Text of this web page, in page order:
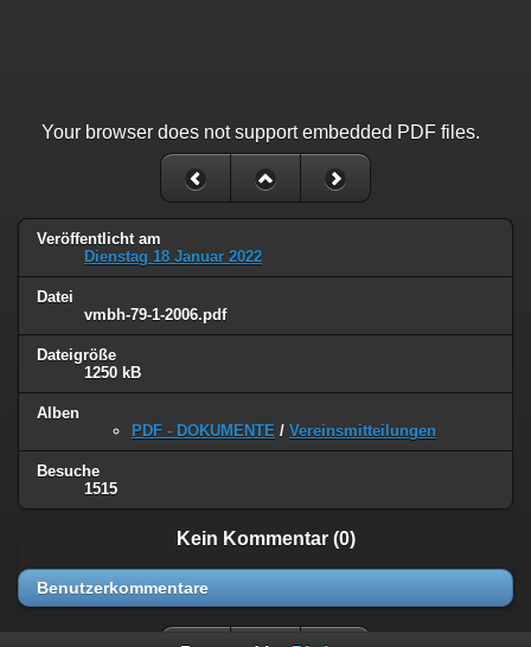
Your browser does not support embedded PDF files.
Veröffentlicht am
Dienstag 18 Januar 2022
Datei
vmbh-79-1-2006.pdf
Dateigröße
1250 kB
Alben
PDF - DOKUMENTE / Vereinsmitteilungen
Besuche
1515
Kein Kommentar (0)
Benutzerkommentare